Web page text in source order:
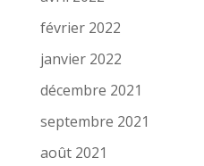
février 2022
janvier 2022
décembre 2021
septembre 2021
août 2021